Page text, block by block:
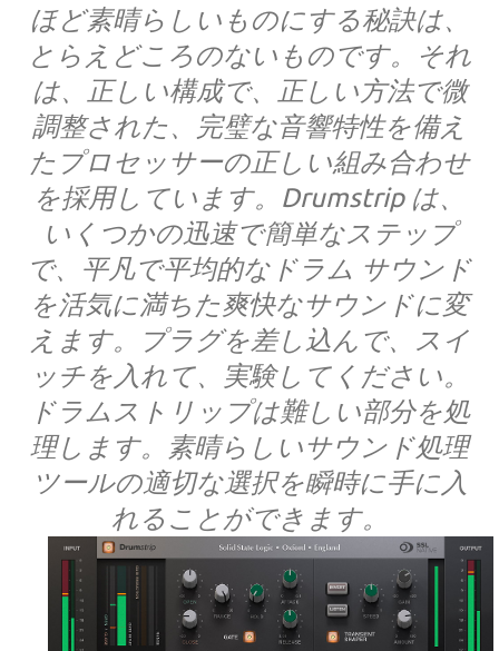
ほど素晴らしいものにする秘訣は、
とらえどころのないものです。それ
は、正しい構成で、正しい方法で微
調整された、完璧な音響特性を備え
たプロセッサーの正しい組み合わせ
を採用しています。Drumstrip は、
いくつかの迅速で簡単なステップ
で、平凡で平均的なドラム サウンド
を活気に満ちた爽快なサウンドに変
えます。プラグを差し込んで、スイ
ッチを入れて、実験してください。
ドラムストリップは難しい部分を処
理します。素晴らしいサウンド処理
ツールの適切な選択を瞬時に手に入
れることができます。